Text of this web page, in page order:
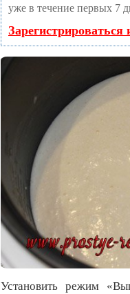
уже в течение первых 7
Установить режим